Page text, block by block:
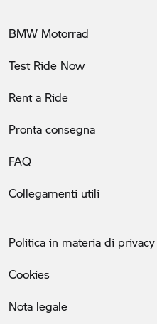
BMW Motorrad
Test Ride Now
Rent a Ride
Pronta consegna
FAQ
Collegamenti utili
Politica in materia di privacy
Cookies
Nota legale